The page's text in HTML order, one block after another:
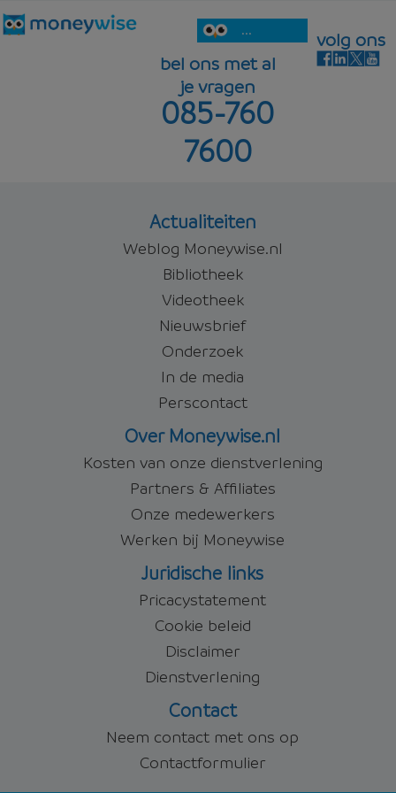
...
bel ons met al
je vragen
085-760
7600
volg ons
Actualiteiten
Weblog Moneywise.nl
Bibliotheek
Videotheek
Nieuwsbrief
Onderzoek
In de media
Perscontact
Over Moneywise.nl
Kosten van onze dienstverlening
Partners & Affiliates
Onze medewerkers
Werken bij Moneywise
Juridische links
Pricacystatement
Cookie beleid
Disclaimer
Dienstverlening
Contact
Neem contact met ons op
Contactformulier